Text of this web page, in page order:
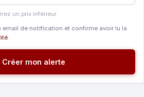
un prix inférieur
email de notification et confirme avoir lu la
.
Créer mon alerte